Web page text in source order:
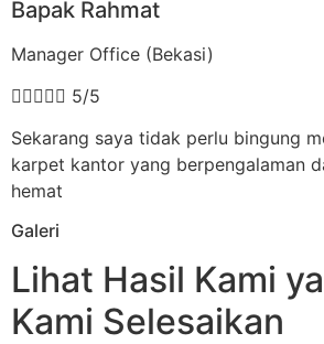
Bapak Rahmat
Manager Office (Bekasi)
 5/5
Sekarang saya tidak perlu bingung
karpet kantor yang berpengalaman
hemat
Galeri
Lihat Hasil Kami
Kami Selesaikan